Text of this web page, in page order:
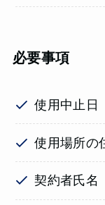
必要事項
使用中止日
使用場所の
契約者氏名